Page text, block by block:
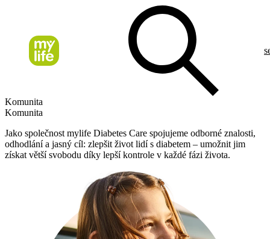
Komunita
Komunita
Jako společnost mylife Diabetes Care spojujeme odborné znalosti,
odhodlání a jasný cíl: zlepšit život lidí s diabetem – umožnit jim
získat větší svobodu díky lepší kontrole v každé fázi života.